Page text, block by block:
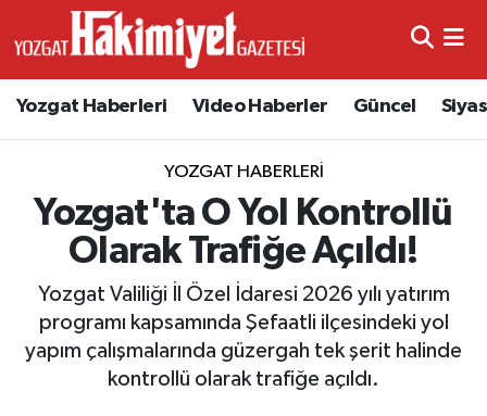
Yozgat Haberleri Video Haberler Güncel
YOZGAT HABERLERI
Yozgat'ta O Yol Kontrollü
Olarak Trafiğe Açıldı!
Yozgat Valiliği İl Özel İdaresi 2026 yılı yatırım
programı kapsamında Şefaatli ilçesindeki yol
yapım çalışmalarında güzergah tek şerit halinde
kontrollü olarak trafiğe açıldı.